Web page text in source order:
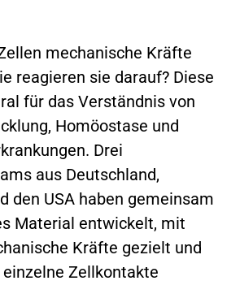
mechanische Kräfte
reagieren sie darauf? Diese
für das Verständnis von
Homöostase und
Drei
aus Deutschland,
den USA haben gemeinsam
Material entwickelt, mit
Kräfte gezielt und
Zellkontakte